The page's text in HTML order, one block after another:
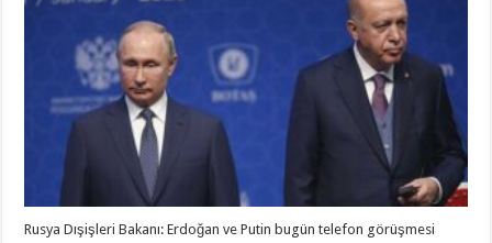
Rusya Dışişleri Bakanı: Erdoğan ve Putin bugün telefon görüşmesi